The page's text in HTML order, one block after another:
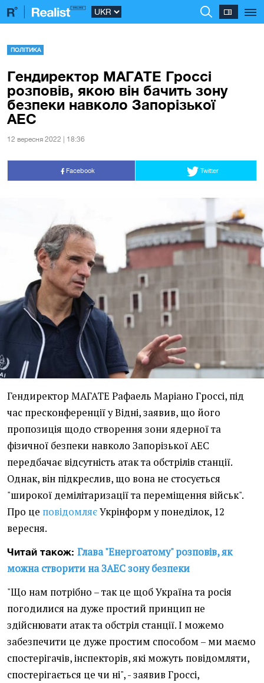
ПОЛІТИКА
Гендиректор МАГАТЕ Гроссі
розповів, якою він бачить зону
безпеки навколо Запорізької
АЕС
12 вересня 2022 | 18:36
Facebook Twitter
Гендиректор МАГАТЕ Рафаель Маріано Гроссі, під
час пресконференції у Відні, заявив, що його
пропозиція щодо створення зони ядерної та
фізичної безпеки навколо Запорізької АЕС
передбачає відсутність атак та обстрілів станції.
Однак, він підкреслив, що вона не стосується
"широкої демілітаризації та переміщення військ".
Про це повідомляєУкрінформ у понеділок, 12
вересня.
Читай також: Глава "Енергоатому" розповів, як
можна створити на ЗАЕС зону безпеки
"Що нам потрібно – так це щоб Україна та росія
погодилися на дуже простий принцип не
здійснювати атак та обстріл станції. І можемо
забезпечити це дуже простим способом – ми маємо
спостерігачів, інспекторів, які можуть повідомляти,
спостерігається це чи ні", - заявив Гроссі,